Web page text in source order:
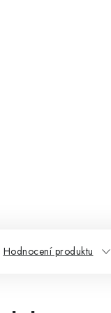
Hodnocení produktu